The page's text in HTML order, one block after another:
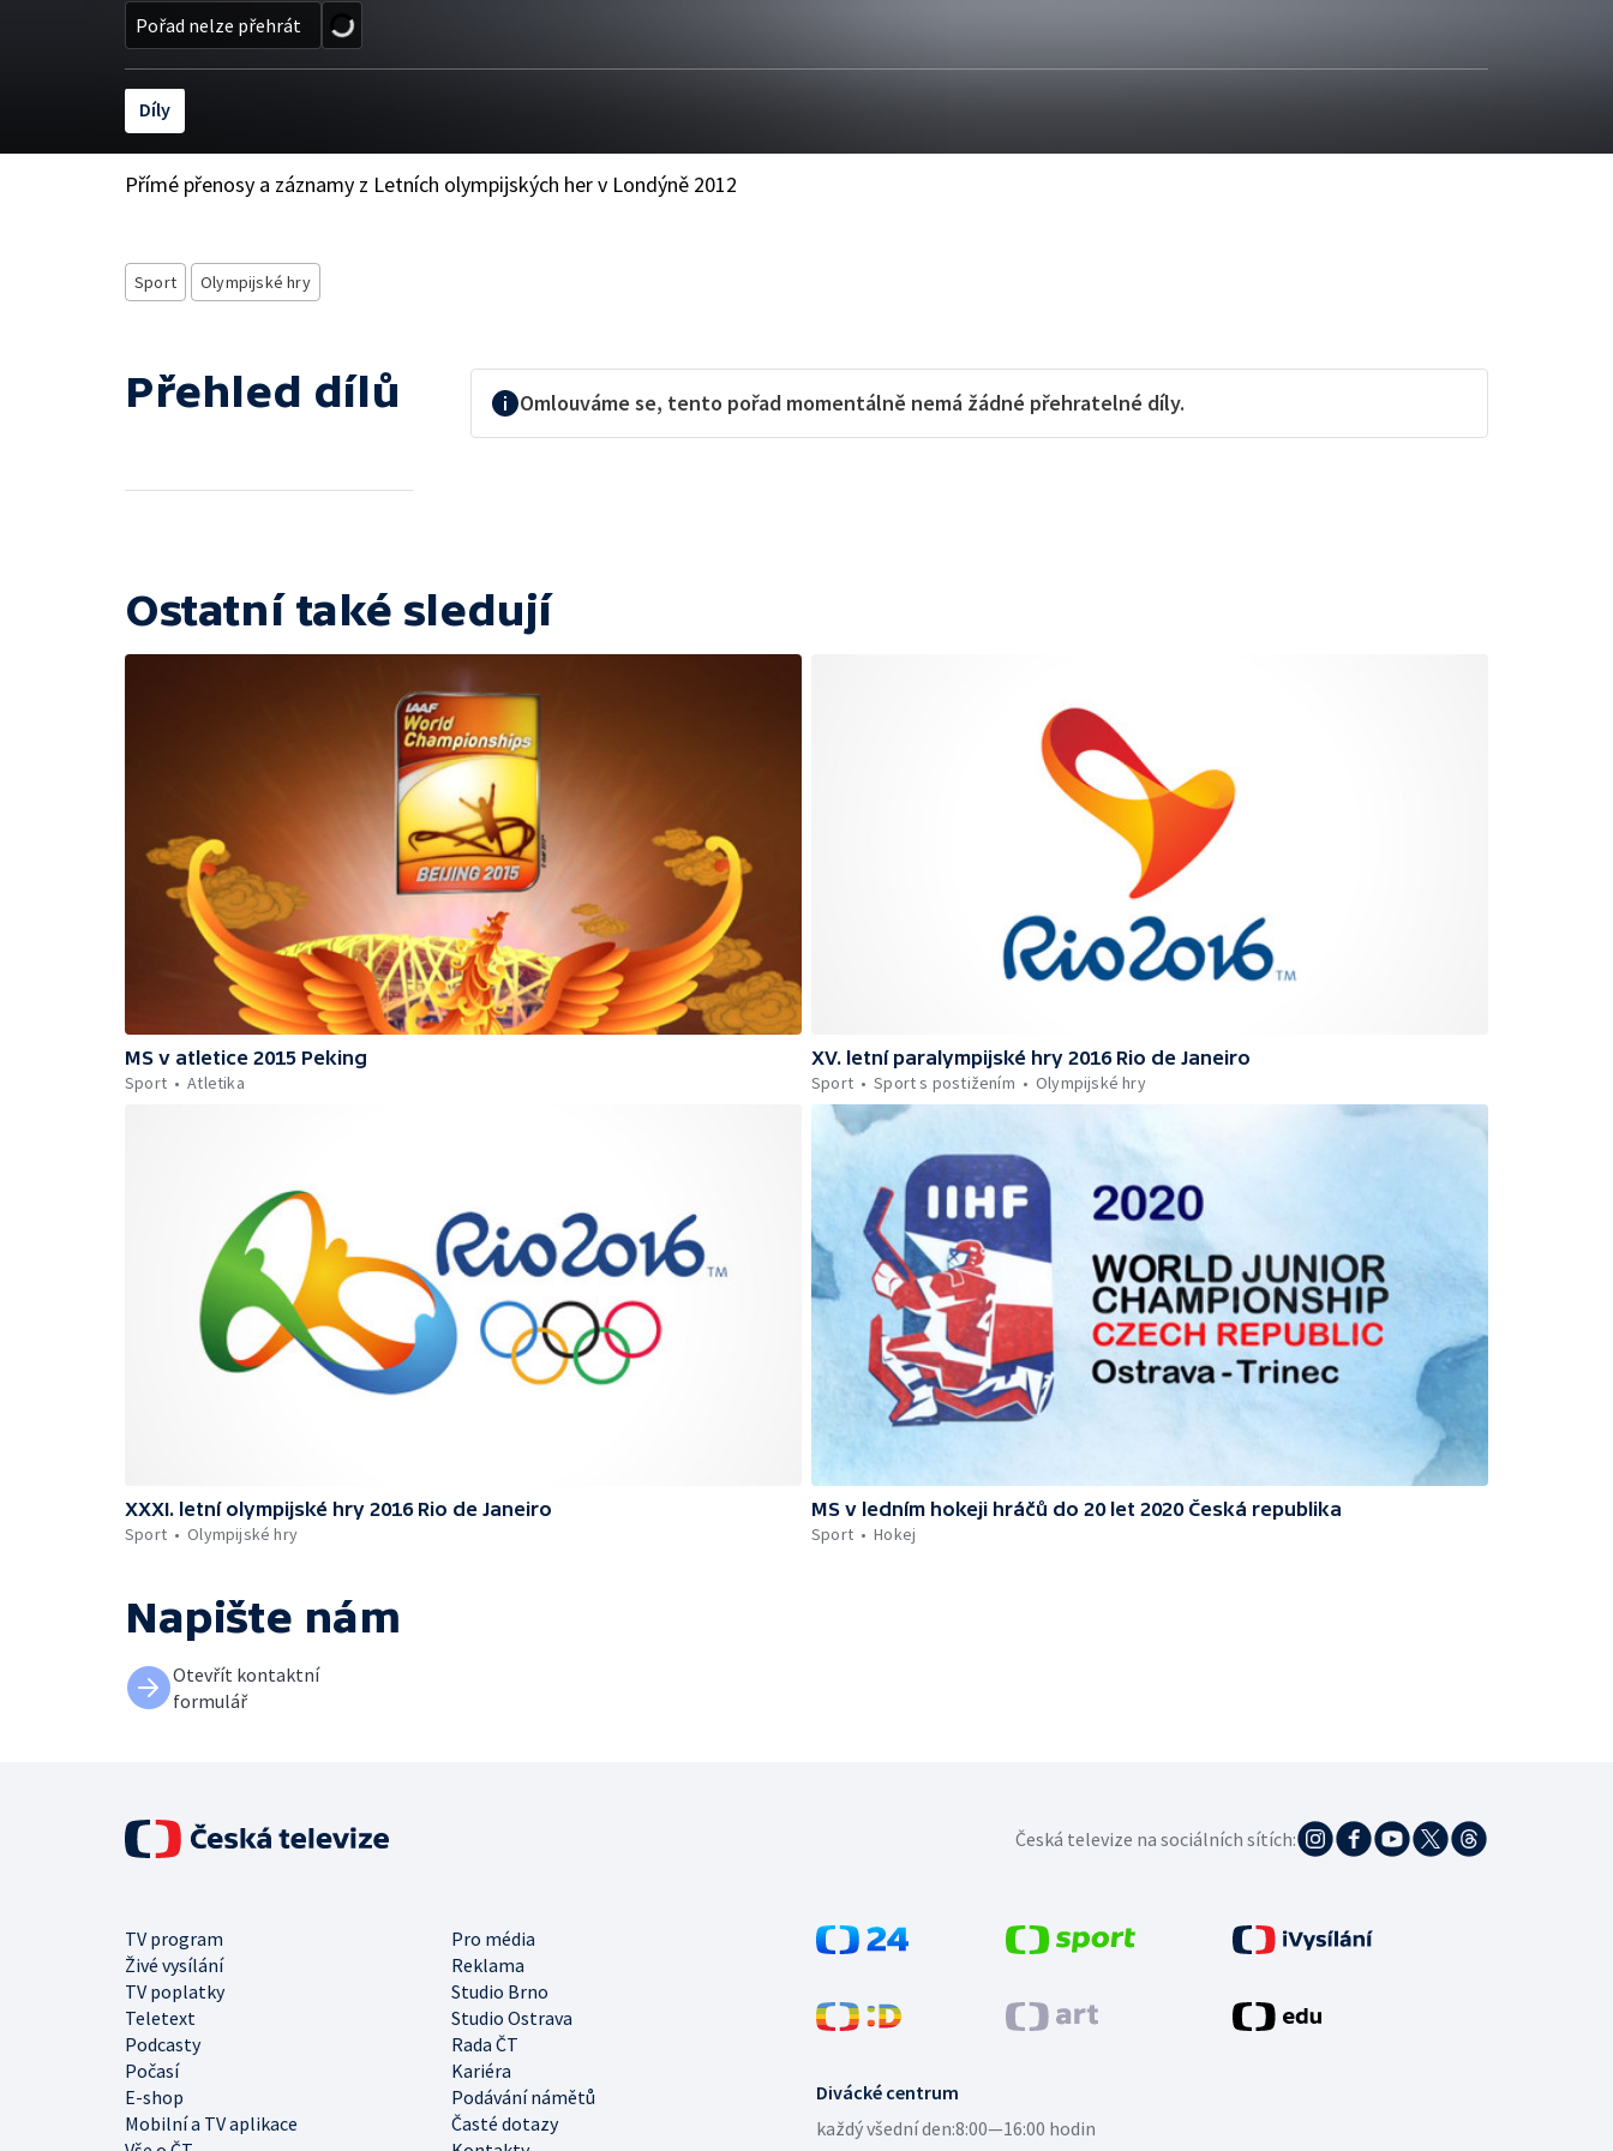
Pořad nelze přehrát
Díly
Přímé přenosy a záznamy z Letních olympijských her v Londýně 2012
Sport Olympijské hry
Přehled dílů Omlouváme se, tento pořad momentálně nemá žádné přehratelné díly.
Ostatní také sledují
MS v atletice 2015 Peking
Sport
Atletika
XV. letní paralympijské hry 2016 Rio de Janeiro
Sport
Sport s postižením Olympijské hry
XXXI. letní olympijské hry 2016 Rio de Janeiro
Sport
Olympijské hry
MS v ledním hokeji hráčů do 20 let 2020 Česká republika
Sport
Hokej
Napište nám
Otevřít kontaktní
formulář
Divácké centrum
každý všední den:8:00—16:00 hodin
TV program
Pro média
Živé vysílání
Reklama
TV poplatky
Studio Brno
Teletext
Studio Ostrava
Podcasty
Rada ČT
Počasí
Kariéra
E-shop
Podávání námětů
Mobilní a TV aplikace
Časté dotazy
Česká televize na sociálních sítích: